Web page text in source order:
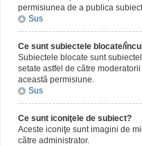
permisiunea de a publica
Sus
Ce sunt subiectele blocate/
Subiectele blocate sunt
setate astfel de către
această permisiune.
Sus
Ce sunt iconiţele de subiect?
Aceste iconiţe sunt imagini de
către administrator.